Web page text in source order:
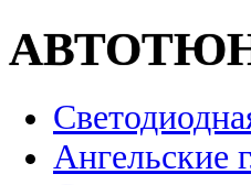
Ангельские